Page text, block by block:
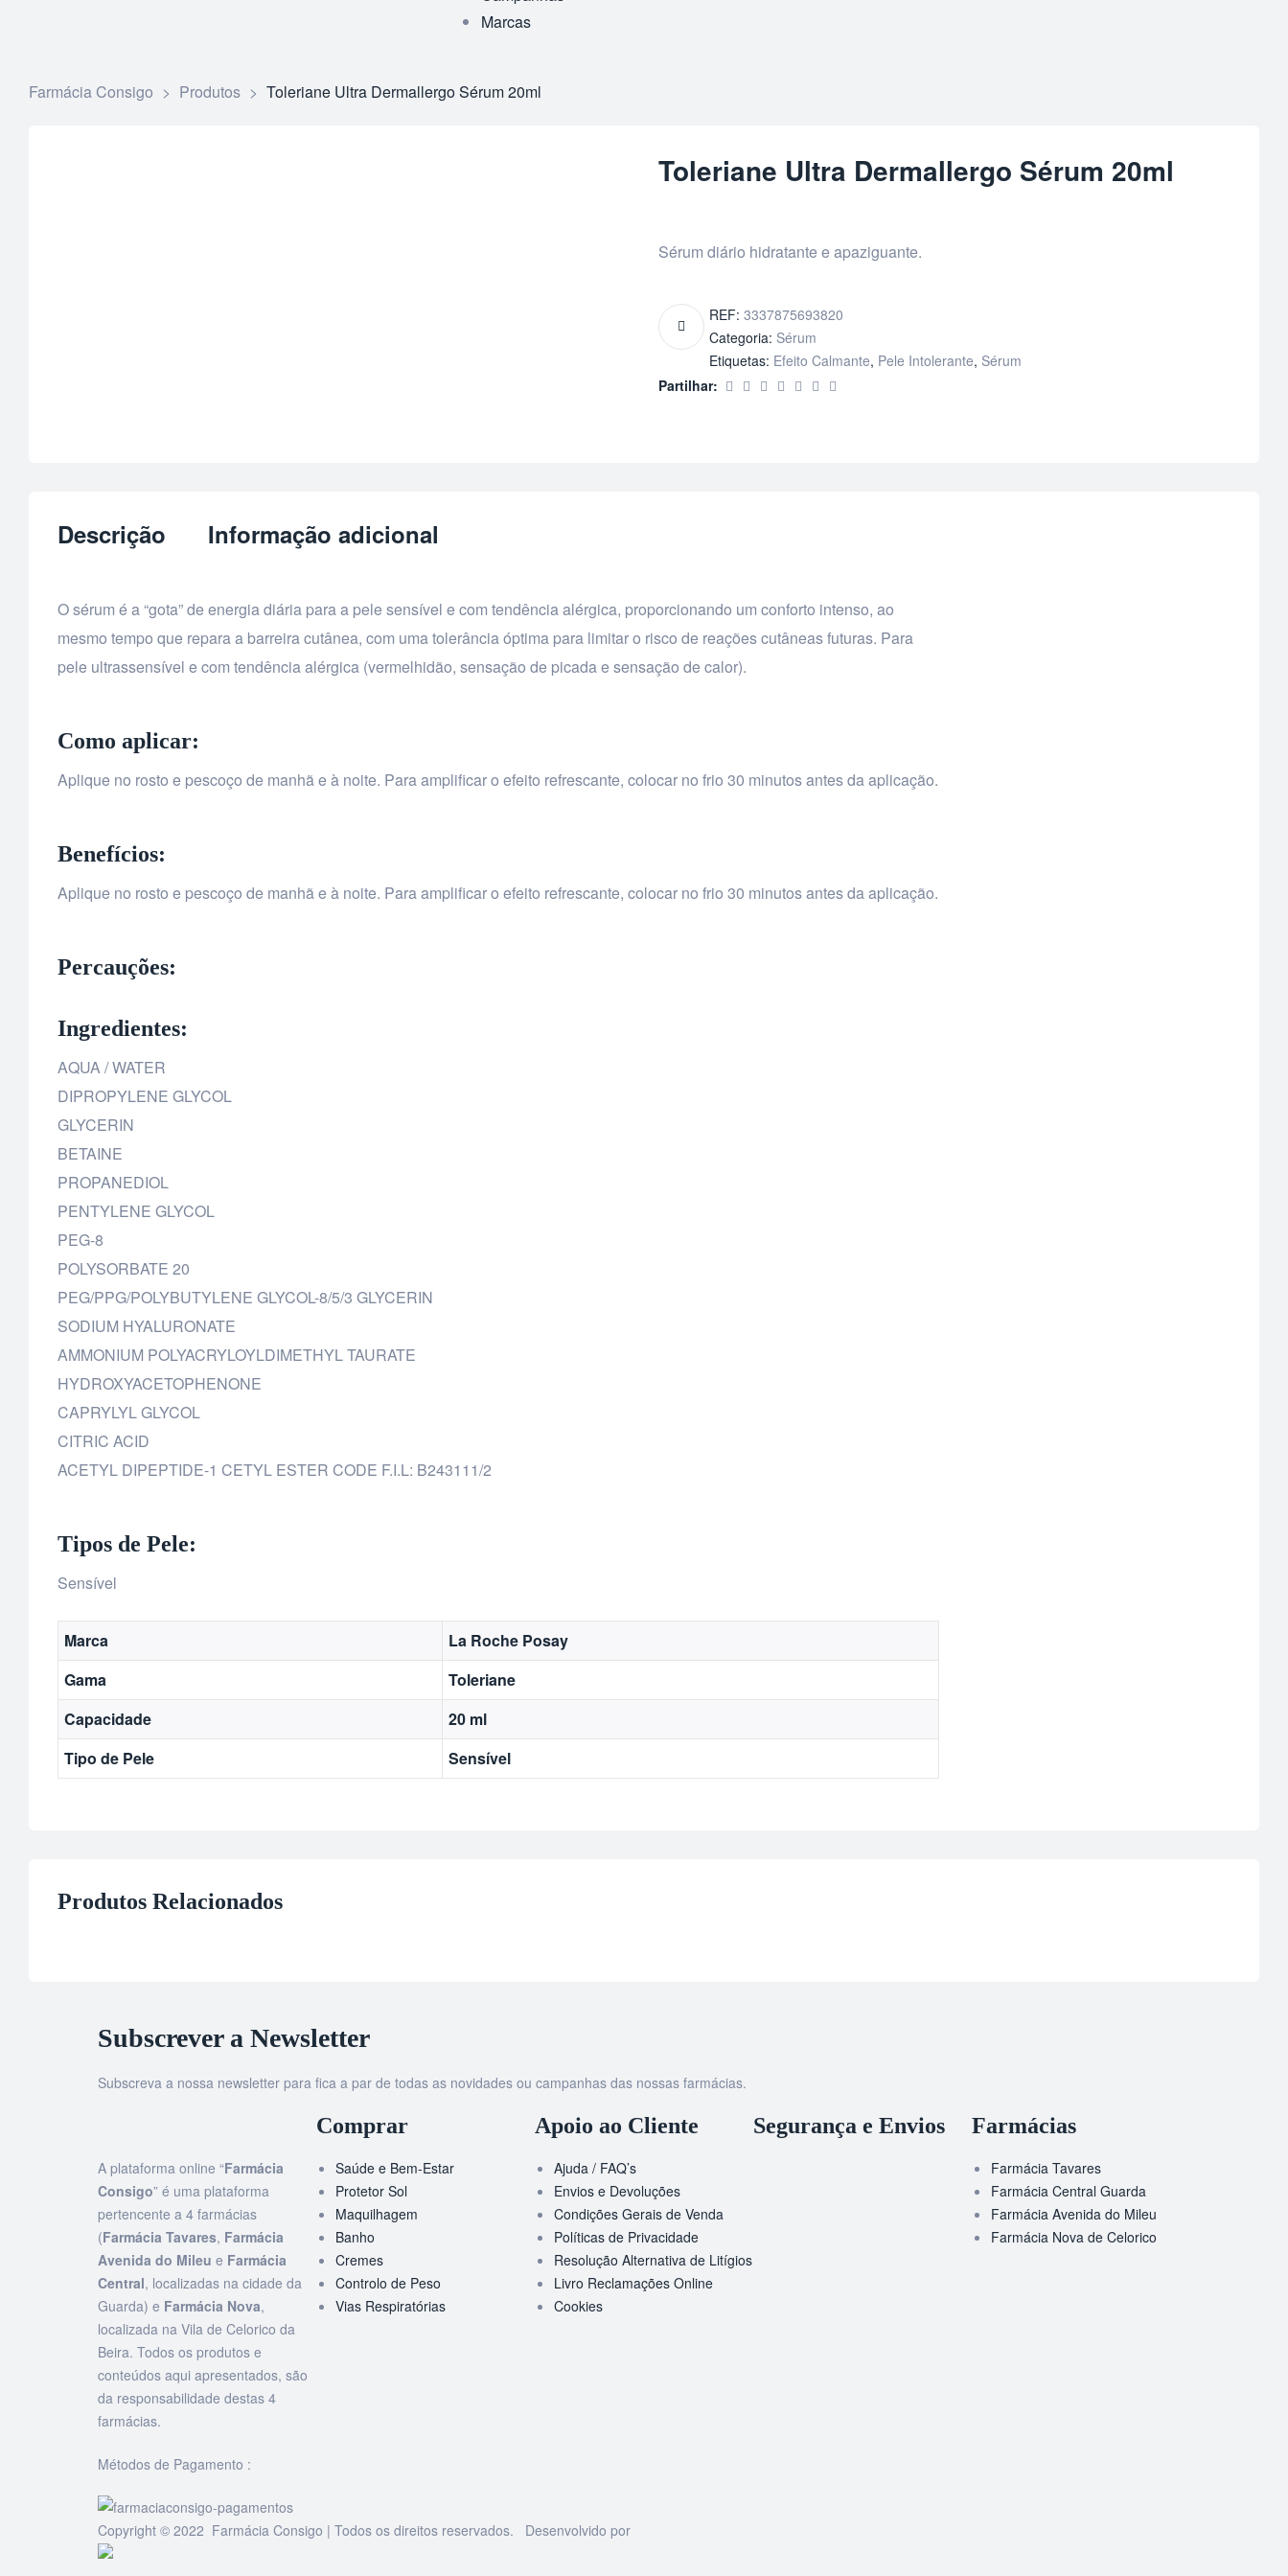
Marcas
Farmácia Consigo > Produtos > Toleriane Ultra Dermallergo Sérum 20ml
Toleriane Ultra Dermallergo Sérum 20ml
Sérum diário hidratante e apaziguante.
REF: 3337875693820
Categoria: Sérum
Etiquetas: Efeito Calmante, Pele Intolerante, Sérum
Partilhar:
Descrição Informação adicional
O sérum é a “gota” de energia diária para a pele sensível e com tendência alérgica, proporcionando um conforto intenso, ao
mesmo tempo que repara a barreira cutânea, com uma tolerância óptima para limitar o risco de reações cutâneas futuras. Para
pele ultrassensível e com tendência alérgica (vermelhidão, sensação de picada e sensação de calor).
Como aplicar:
Aplique no rosto e pescoço de manhã e à noite. Para amplificar o efeito refrescante, colocar no frio 30 minutos antes da aplicação.
Benefícios:
Aplique no rosto e pescoço de manhã e à noite. Para amplificar o efeito refrescante, colocar no frio 30 minutos antes da aplicação.
Percauções:
Ingredientes:
AQUA / WATER
DIPROPYLENE GLYCOL
GLYCERIN
BETAINE
PROPANEDIOL
PENTYLENE GLYCOL
PEG-8
POLYSORBATE 20
PEG/PPG/POLYBUTYLENE GLYCOL-8/5/3 GLYCERIN
SODIUM HYALURONATE
AMMONIUM POLYACRYLOYLDIMETHYL TAURATE
HYDROXYACETOPHENONE
CAPRYLYL GLYCOL
CITRIC ACID
ACETYL DIPEPTIDE-1 CETYL ESTER CODE F.I.L: B243111/2
Tipos de Pele:
Sensível
Marca
La Roche Posay
Gama
Toleriane
Capacidade
20 ml
Tipo de Pele
Sensível
Produtos Relacionados
Subscrever a Newsletter
Subscreva a nossa newsletter para fica a par de todas as novidades ou campanhas das nossas farmácias.
A plataforma online “Farmácia
Consigo” é uma plataforma
pertencente a 4 farmácias
(Farmácia Tavares, Farmácia
Avenida do Mileu e Farmácia
Central, localizadas na cidade da
Guarda) e Farmácia Nova,
localizada na Vila de Celorico da
Beira. Todos os produtos e
conteúdos aqui apresentados, são
da responsabilidade destas 4
farmácias.
Comprar
Saúde e Bem-Estar
Protetor Sol
Maquilhagem
Banho
Cremes
Controlo de Peso
Vias Respiratórias
Apoio ao Cliente
Ajuda / FAQ’s
Envios e Devoluções
Condições Gerais de Venda
Políticas de Privacidade
Resolução Alternativa de Litígios
Livro Reclamações Online
Cookies
Segurança e Envios Farmácias
Farmácia Tavares
Farmácia Central Guarda
Farmácia Avenida do Mileu
Farmácia Nova de Celorico
Métodos de Pagamento :
Copyright © 2022 Farmácia Consigo | Todos os direitos reservados. Desenvolvido por